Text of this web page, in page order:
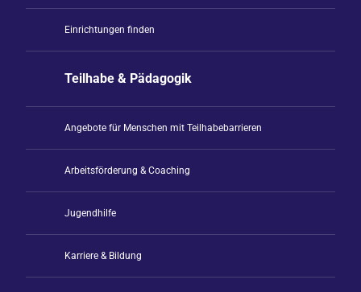
Einrichtungen finden
Teilhabe & Pädagogik
Angebote für Menschen mit Teilhabebarrieren
Arbeitsförderung & Coaching
Jugendhilfe
Karriere & Bildung